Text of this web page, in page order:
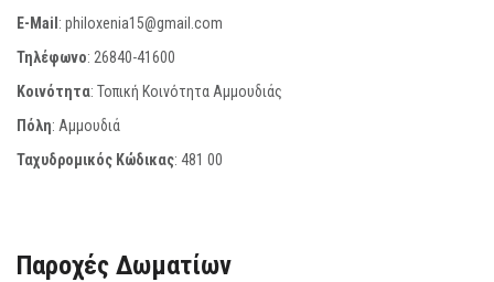
E-Mail: philoxenia15@gmail.com
Τηλέφωνο: 26840-41600
Κοινότητα: Τοπική Κοινότητα Αμμουδιάς
Πόλη: Αμμουδιά
Ταχυδρομικός Κώδικας: 481 00
Παροχές Δωματίων